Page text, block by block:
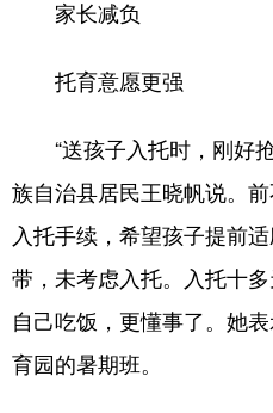
家长减负
托育意愿更强
“送孩子入托时，刚好
族自治县居民王晓帆说。
入托手续，希望孩子提前
带，未考虑入托。入托十多
自己吃饭，更懂事了。她
育园的暑期班。